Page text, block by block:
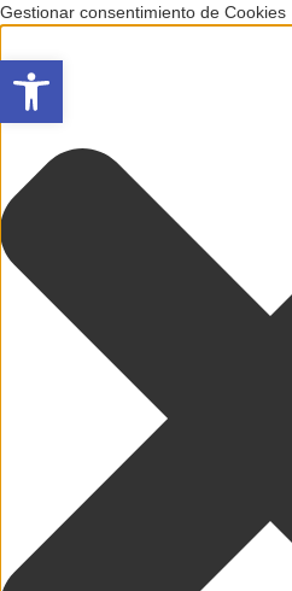
Abrir barra de herramientas
Gestionar consentimiento de Cookies